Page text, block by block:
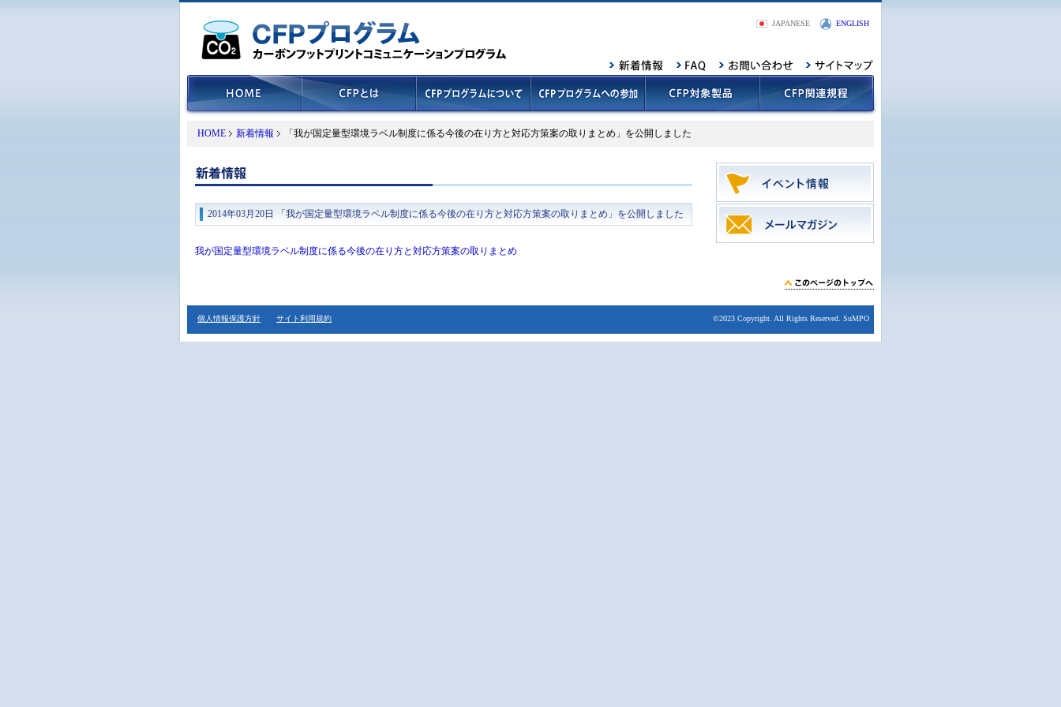
JAPANESE ENGLISH
HOME 新着情報 「我が国定量型環境ラベル制度に係る今後の在り方と対応方策案の取りまとめ」を公開しました
2014年03月20日 「我が国定量型環境ラベル制度に係る今後の在り方と対応方策案の取りまとめ」を公開しました
我が国定量型環境ラベル制度に係る今後の在り方と対応方策案の取りまとめ
個人情報保護方針 サイト利用規約 ©2023 Copyright. All Rights Reserved. SuMPO